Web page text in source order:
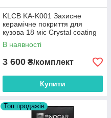
KLCB KA-K001 Захисне
керамічне покриття для
кузова 18 міс Crystal coating
В наявності
3 600 ₴/комплект
Купити
Топ продажів